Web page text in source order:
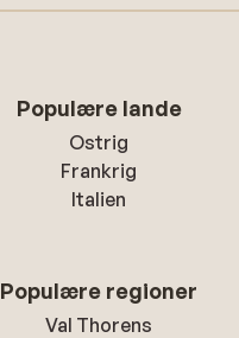
Populære lande
Ostrig
Frankrig
Italien
Populære regioner
Val Thorens